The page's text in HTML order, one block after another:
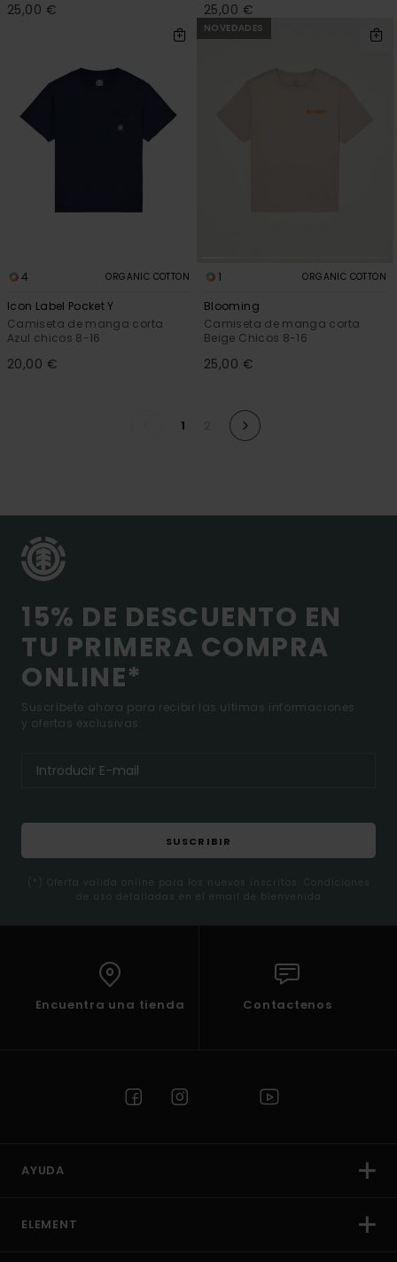
25,00 € 25,00 €
4 ORGANIC COTTON
Icon Label Pocket Y
Camiseta de manga corta
Azul chicos 8-16
20,00 €
NOVEDADES
1 ORGANIC COTTON
Blooming
Camiseta de manga corta
Beige Chicos 8-16
25,00 €
1
15% DE DESCUENTO EN
TU PRIMERA COMPRA
ONLINE*
Suscríbete ahora para recibir las ultimas informaciones
y ofertas exclusivas.
SUSCRIBIR
(*) Oferta valida online para los nuevos inscritos. Condiciones
de uso detalladas en el email de bienvenida
Encuentra una tienda Contactenos
AYUDA
ELEMENT